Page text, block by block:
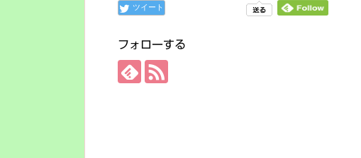
ツイート
フォローする